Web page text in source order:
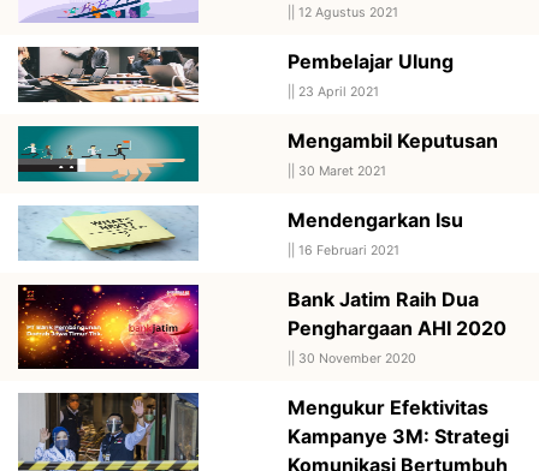
12 Agustus 2021
Pembelajar Ulung
23 April 2021
Mengambil Keputusan
30 Maret 2021
Mendengarkan Isu
16 Februari 2021
Bank Jatim Raih Dua
Penghargaan AHI 2020
30 November 2020
Mengukur Efektivitas
Kampanye 3M: Strategi
Komunikasi Bertumbuh